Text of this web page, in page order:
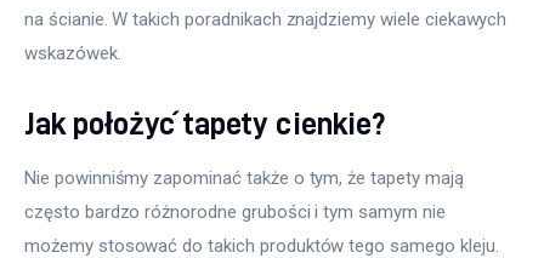
na ścianie. W takich poradnikach znajdziemy wiele ciekawych
wskazówek.
Jak położyć tapety cienkie?
Nie powinniśmy zapominać także o tym, że tapety mają
często bardzo różnorodne grubości i tym samym nie
możemy stosować do takich produktów tego samego kleju.